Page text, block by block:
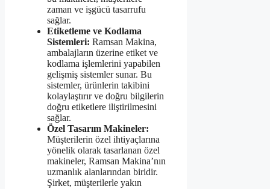
zaman ve işgücü tasarrufu
sağlar.
Etiketleme ve Kodlama
Sistemleri: Ramsan Makina,
ambalajların üzerine etiket ve
kodlama işlemlerini yapabilen
gelişmiş sistemler sunar. Bu
sistemler, ürünlerin takibini
kolaylaştırır ve doğru bilgilerin
doğru etiketlere iliştirilmesini
sağlar.
Özel Tasarım Makineler:
Müşterilerin özel ihtiyaçlarına
yönelik olarak tasarlanan özel
makineler, Ramsan Makina’nın
uzmanlık alanlarından biridir.
Şirket, müşterilerle yakın